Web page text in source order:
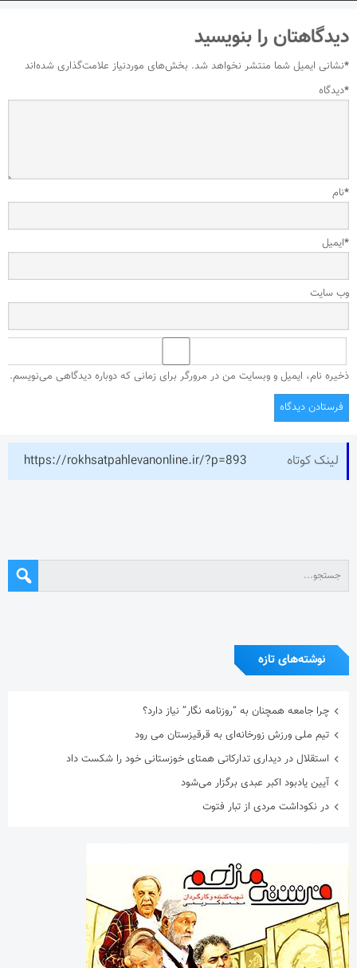
دیدگاهتان را بنویسید
نشانی ایمیل شما منتشر نخواهد شد. بخش‌های موردنیاز علامت‌گذاری شده‌اند
*
دیدگاه*
نام*
ایمیل*
وب‌ سایت
ذخیره نام، ایمیل و وبسایت من در مرورگر برای زمانی که دوباره دیدگاهی می‌نویسم.
لینک کوتاه https://rokhsatpahlevanonline.ir/?p=893
نوشته‌های تازه
چرا جامعه همچنان به “روزنامه نگار” نیاز دارد؟
تیم ملی ورزش زورخانه‌ای به قرقیزستان می رود
استقلال در دیداری تدارکاتی همتای خوزستانی خود را شکست داد
آیین یادبود اکبر عبدی برگزار می‌شود
در نکوداشت مردی از تبار فتوت